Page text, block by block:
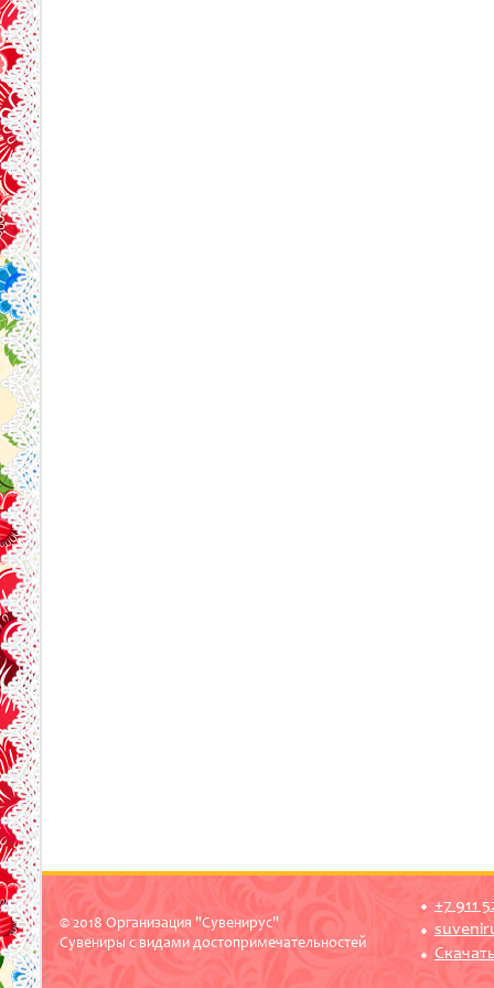
© 2018 Организация "Сувенирус"
Сувениры с видами достопримечательностей
+7 911